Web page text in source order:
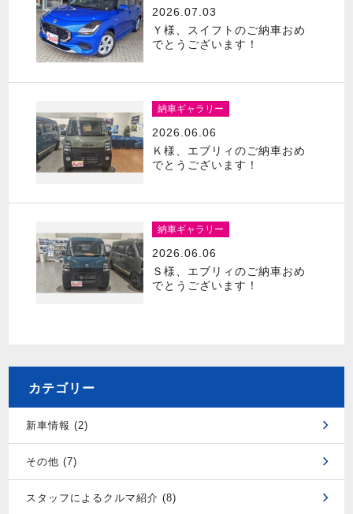
2026.07.03
Ｙ様、スイフトのご納車おめ
でとうございます！
納車ギャラリー
2026.06.06
Ｋ様、エブリィのご納車おめ
でとうございます！
納車ギャラリー
2026.06.06
Ｓ様、エブリィのご納車おめ
でとうございます！
カテゴリー
新車情報 (2)
その他 (7)
スタッフによるクルマ紹介 (8)